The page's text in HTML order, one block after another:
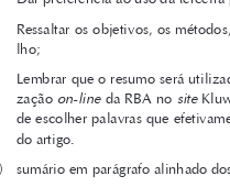
    

    

  
do artigo.